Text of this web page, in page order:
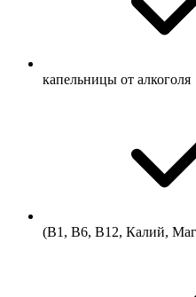
капельницы от алкоголя
(В1, В6, В12, Калий,